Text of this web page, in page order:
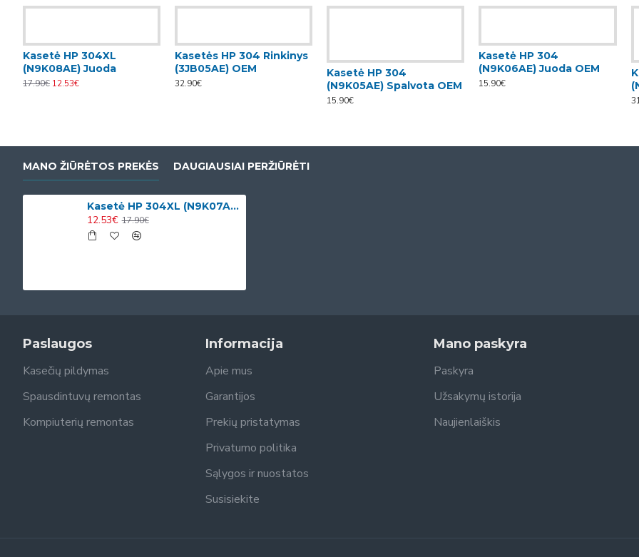
Kasetė HP 304XL
(N9K08AE) Juoda
17.90€ 12.53€
Kasetės HP 304 Rinkinys
(3JB05AE) OEM
32.90€
Kasetė HP 304
(N9K05AE) Spalvota OEM
15.90€
Kasetė HP 304
(N9K06AE) Juoda OEM
15.90€
MANO ŽIŪRĖTOS PREKĖS DAUGIAUSIAI PERŽIŪRĖTI
Kasetė HP 304XL (N9K07AE) Spalvota
12.53€ 17.90€
Paslaugos
Kasečių pildymas
Spausdintuvų remontas
Kompiuterių remontas
Informacija
Apie mus
Garantijos
Prekių pristatymas
Privatumo politika
Sąlygos ir nuostatos
Susisiekite
Mano paskyra
Paskyra
Užsakymų istorija
Naujienlaiškis